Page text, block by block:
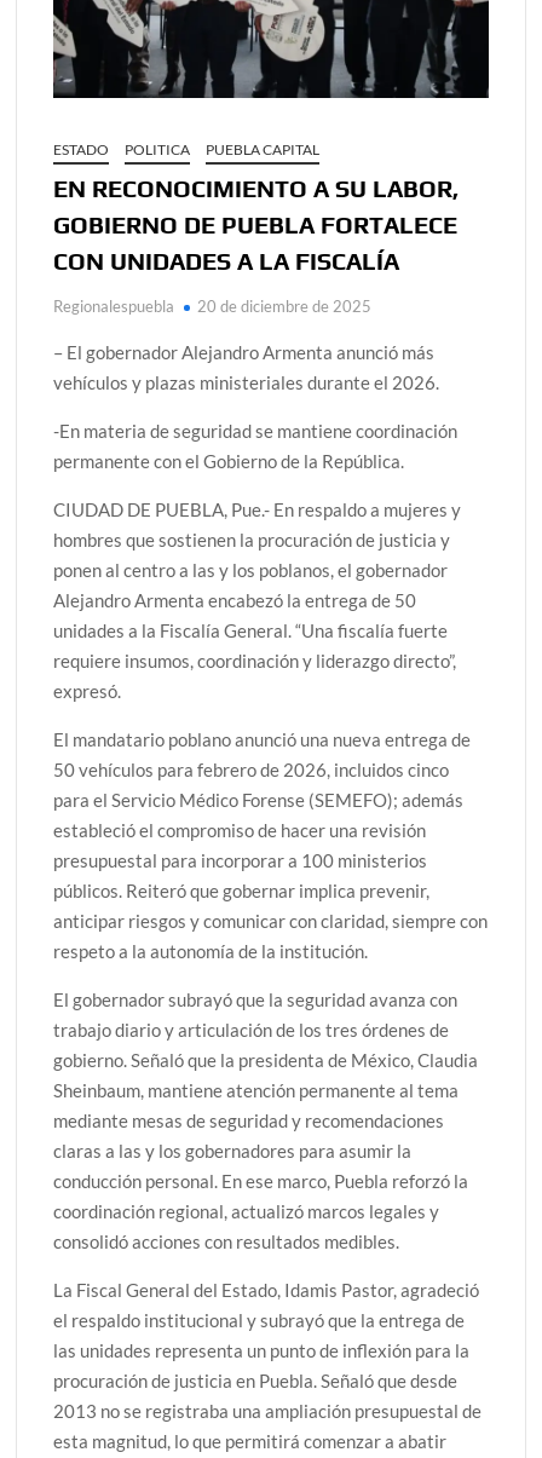
ESTADO POLITICA PUEBLA CAPITAL
EN RECONOCIMIENTO A SU LABOR,
GOBIERNO DE PUEBLA FORTALECE
CON UNIDADES A LA FISCALÍA
Regionalespuebla 20 de diciembre de 2025
– El gobernador Alejandro Armenta anunció más
vehículos y plazas ministeriales durante el 2026.
-En materia de seguridad se mantiene coordinación
permanente con el Gobierno de la República.
CIUDAD DE PUEBLA, Pue.- En respaldo a mujeres y
hombres que sostienen la procuración de justicia y
ponen al centro a las y los poblanos, el gobernador
Alejandro Armenta encabezó la entrega de 50
unidades a la Fiscalía General. “Una fiscalía fuerte
requiere insumos, coordinación y liderazgo directo”,
expresó.
El mandatario poblano anunció una nueva entrega de
50 vehículos para febrero de 2026, incluidos cinco
para el Servicio Médico Forense (SEMEFO); además
estableció el compromiso de hacer una revisión
presupuestal para incorporar a 100 ministerios
públicos. Reiteró que gobernar implica prevenir,
anticipar riesgos y comunicar con claridad, siempre con
respeto a la autonomía de la institución.
El gobernador subrayó que la seguridad avanza con
trabajo diario y articulación de los tres órdenes de
gobierno. Señaló que la presidenta de México, Claudia
Sheinbaum, mantiene atención permanente al tema
mediante mesas de seguridad y recomendaciones
claras a las y los gobernadores para asumir la
conducción personal. En ese marco, Puebla reforzó la
coordinación regional, actualizó marcos legales y
consolidó acciones con resultados medibles.
La Fiscal General del Estado, Idamis Pastor, agradeció
el respaldo institucional y subrayó que la entrega de
las unidades representa un punto de inflexión para la
procuración de justicia en Puebla. Señaló que desde
2013 no se registraba una ampliación presupuestal de
esta magnitud, lo que permitirá comenzar a abatir